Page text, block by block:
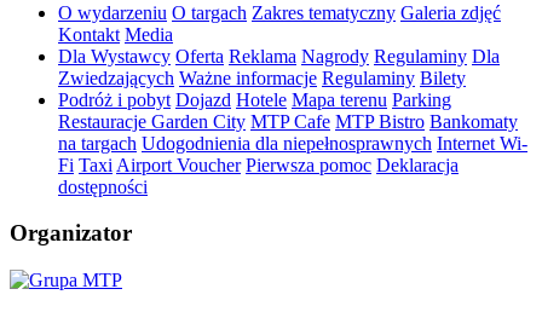
O wydarzeniu O targach Zakres tematyczny Galeria zdjęć
Kontakt Media
Dla Wystawcy Oferta Reklama Nagrody Regulaminy Dla
Zwiedzających Ważne informacje Regulaminy Bilety
Podróż i pobyt Dojazd Hotele Mapa terenu Parking
Restauracje Garden City MTP Cafe MTP Bistro Bankomaty
na targach Udogodnienia dla niepełnosprawnych Internet Wi-
Fi Taxi Airport Voucher Pierwsza pomoc Deklaracja
dostępności
Organizator